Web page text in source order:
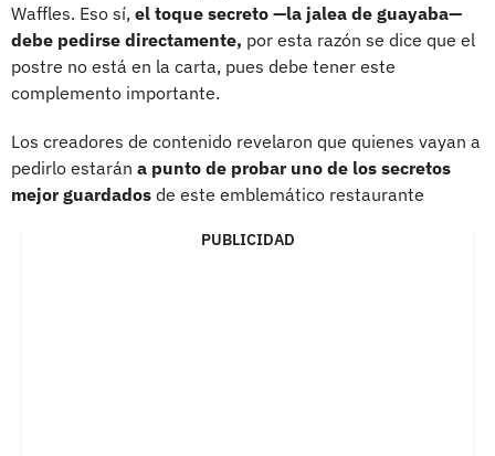
Waffles. Eso sí, el toque secreto —la jalea de guayaba—
debe pedirse directamente, por esta razón se dice que el
postre no está en la carta, pues debe tener este
complemento importante.
Los creadores de contenido revelaron que quienes vayan a
pedirlo estarán a punto de probar uno de los secretos
mejor guardados de este emblemático restaurante
PUBLICIDAD